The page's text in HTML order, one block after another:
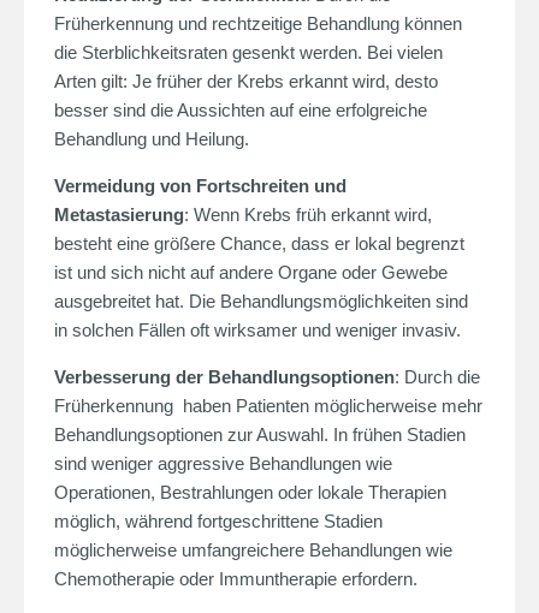
Früherkennung und rechtzeitige Behandlung können
die Sterblichkeitsraten gesenkt werden. Bei vielen
Arten gilt: Je früher der Krebs erkannt wird, desto
besser sind die Aussichten auf eine erfolgreiche
Behandlung und Heilung.
Vermeidung von Fortschreiten und
Metastasierung: Wenn Krebs früh erkannt wird,
besteht eine größere Chance, dass er lokal begrenzt
ist und sich nicht auf andere Organe oder Gewebe
ausgebreitet hat. Die Behandlungsmöglichkeiten sind
in solchen Fällen oft wirksamer und weniger invasiv.
Verbesserung der Behandlungsoptionen: Durch die
Früherkennung haben Patienten möglicherweise mehr
Behandlungsoptionen zur Auswahl. In frühen Stadien
sind weniger aggressive Behandlungen wie
Operationen, Bestrahlungen oder lokale Therapien
möglich, während fortgeschrittene Stadien
möglicherweise umfangreichere Behandlungen wie
Chemotherapie oder Immuntherapie erfordern.